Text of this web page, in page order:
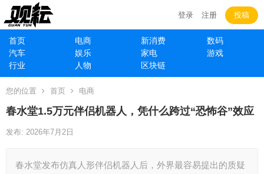
首页 电商 新消费
数码
汽车
娱乐 家电
游戏
行业
人物 区块链
登录 注册 投稿
您的位置 首页 电商
春水堂1.5万元伴侣机器人，凭什么跨过“恐怖谷”效应
发布: 2026年7月2日
春水堂发布仿真人形伴侣机器人后，外界最容易提出的质疑